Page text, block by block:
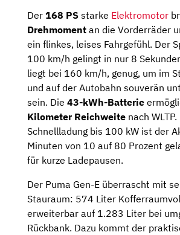
Der 168 PS starke Elektromotor
Drehmoment an die Vorderräder
ein flinkes, leises Fahrgefühl. Der
100 km/h gelingt in nur 8
liegt bei 160 km/h, genug, um im
und auf der Autobahn souverän
sein. Die 43-kWh-Batterie
Kilometer Reichweite nach
Schnellladung bis 100 kW ist der
Minuten von 10 auf 80 Prozent
für kurze Ladepausen.
Der Puma Gen-E überrascht mit
Stauraum: 574 Liter
erweiterbar auf 1.283 Liter bei
Rückbank. Dazu kommt der